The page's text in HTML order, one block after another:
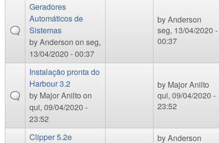
Geradores
Automáticos de
Sistemas
byAnderson on seg,
13/04/2020 - 00:37
byAnderson
seg, 13/04/2020 -
00:37
Instalação pronta do
Harbour 3.2
by Major Anilto on
qui, 09/04/2020 -
23:52
by Major Anilto
qui, 09/04/2020 -
23:52
Clipper 5.2e
byAnderson